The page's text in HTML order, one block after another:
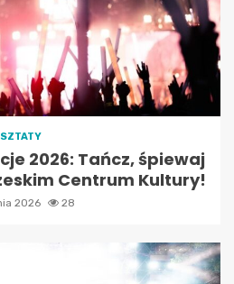
2026: Tańcz, śpiewaj
Centrum Kultury!
2026 28